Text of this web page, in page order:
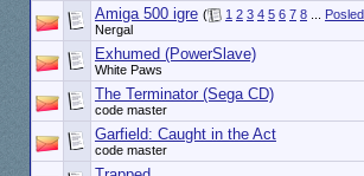
Amiga 500 igre ( 1 2 3 4 5 6 7 8...
Nergal
Exhumed (PowerSlave)
White Paws
The Terminator (Sega CD)
code master
Garfield: Caught in the Act
code master